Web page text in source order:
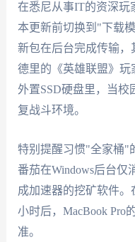
在悉尼从事IT的资深玩
本更新前切换到"下载
新包在后台完成传输，
德里的《英雄联盟》玩
外置SSD硬盘里，当校
复战斗环境。
特别提醒习惯"全家桶"
番茄在Windows后台仅
成加速器的挖矿软件
小时后，MacBook Pro
准。